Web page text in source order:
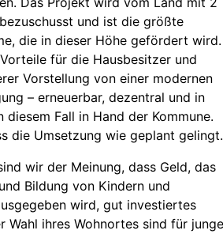
und ist die größte
die in dieser Höhe gefördert wird.
für die Hausbesitzer und
Vorstellung von einer modernen
– erneuerbar, dezentral und in
diesem Fall in Hand der Kommune.
die Umsetzung wie geplant
wir der Meinung, dass Geld, das
Bildung von Kindern und
wird, gut investiertes
Wahl ihres Wohnortes sind für junge